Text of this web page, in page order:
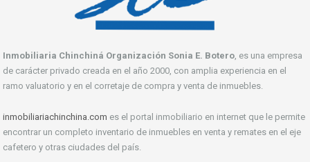
Inmobiliaria Chinchiná Organización Sonia E. Botero , es una empresa
de carácter privado creada en el año 2000, con amplia experiencia en el
ramo valuatorio y en el corretaje de compra y venta de inmuebles.
inmobiliariachinchina.com es el portal inmobiliario en internet que le permite
encontrar un completo inventario de inmuebles en venta y remates en el eje
cafetero y otras ciudades del país.